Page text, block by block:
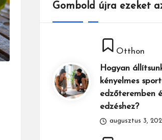
Gombold újra ezeket
Otthon
Hogyan
kényelmes
edzőteremben
edzéshez?
augusztus 3,